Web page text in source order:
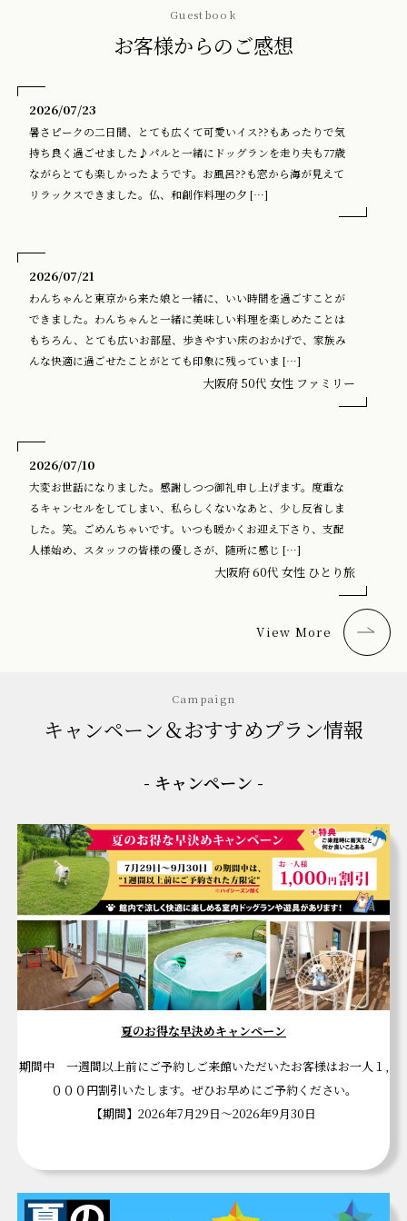
お客様からのご感想
Guestbook
2026/07/23
暑さピークの二日間、とても広くて可愛いイス??もあったりで気
持ち良く過ごせました♪パルと一緒にドッグランを走り夫も77歳
ながらとても楽しかったようです。お風呂??も窓から海が見えて
リラックスできました。仏、和創作料理の夕 […]
2026/07/21
わんちゃんと東京から来た娘と一緒に、いい時間を過ごすことが
できました。わんちゃんと一緒に美味しい料理を楽しめたことは
もちろん、とても広いお部屋、歩きやすい床のおかげで、家族み
んな快適に過ごせたことがとても印象に残っていま […]
大阪府 50代 女性 ファミリー
2026/07/10
大変お世話になりました。感謝しつつ御礼申し上げます。度重な
るキャンセルをしてしまい、私らしくないなあと、少し反省しま
した。笑。ごめんちゃいです。いつも暖かくお迎え下さり、支配
人様始め、スタッフの皆様の優しさが、随所に感じ […]
大阪府 60代 女性 ひとり旅
View More
キャンペーン＆おすすめプラン情報
Campaign
- キャンペーン -
夏のお得な早決めキャンペーン
期間中 一週間以上前にご予約しご来館いただいたお客様はお一人１,
０００円割引いたします。ぜひお早めにご予約ください。
【期間】2026年7月29日～2026年9月30日